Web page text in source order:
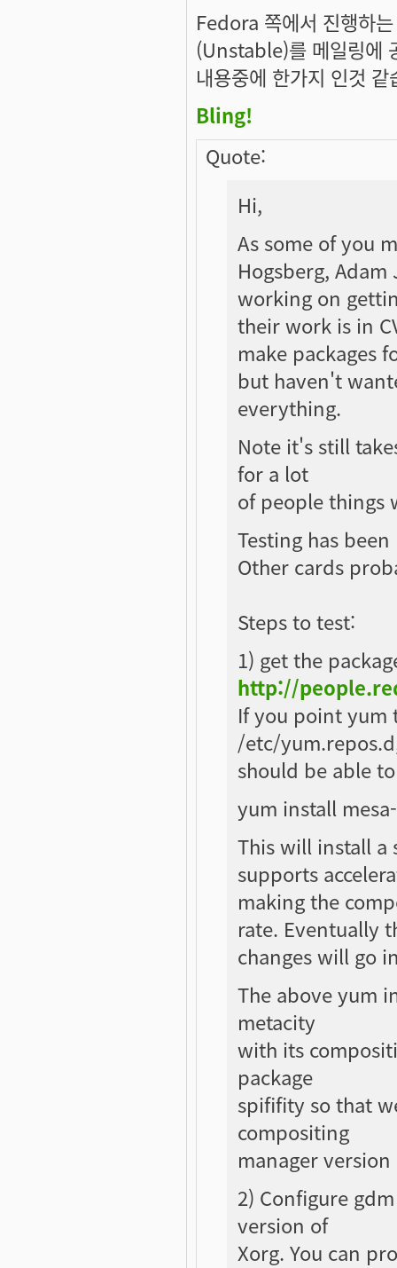
Fedora 쪽에서 진행하
(Unstable)를 메일링에
내용중에 한가지 인것 같
Bling!
Quote:
Hi,
As some of you
Hogsberg,
working on
their work is in
make packages
but haven't
everything.
Note it's still
for a lot
of people things
Testing has
Other cards
Steps to test:
1) get the
http://
If you point yum
/etc/
should be able
yum install
This will install a
supports
making the
rate. Eventually
changes will go
The above yum
metacity
with its
package
spififity so that
compositing
manager
2) Configure
version of
Xorg. You can